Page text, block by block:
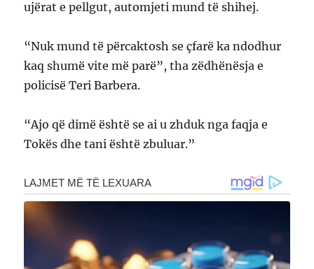
ujërat e pellgut, automjeti mund të shihej.
“Nuk mund të përcaktosh se çfarë ka ndodhur
kaq shumë vite më parë”, tha zëdhënësja e
policisë Teri Barbera.
“Ajo që dimë është se ai u zhduk nga faqja e
Tokës dhe tani është zbuluar.”